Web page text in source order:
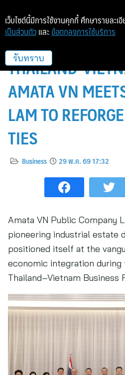
AMATA VN
THAILAND-
AMATA VN
LAM TO
TIES
Business 29 พ.ค. 69 17:32
Amata VN Public Company
pioneering industrial estate
positioned itself at the
economic integration
Thailand–Vietnam Business
เว็บไซต์นี้มีการใช้งานคุกกี้ ศึกษารายละเ
เป็นส่วนตัว และ ข้อตกลงการใช้บริการ
รับทราบ